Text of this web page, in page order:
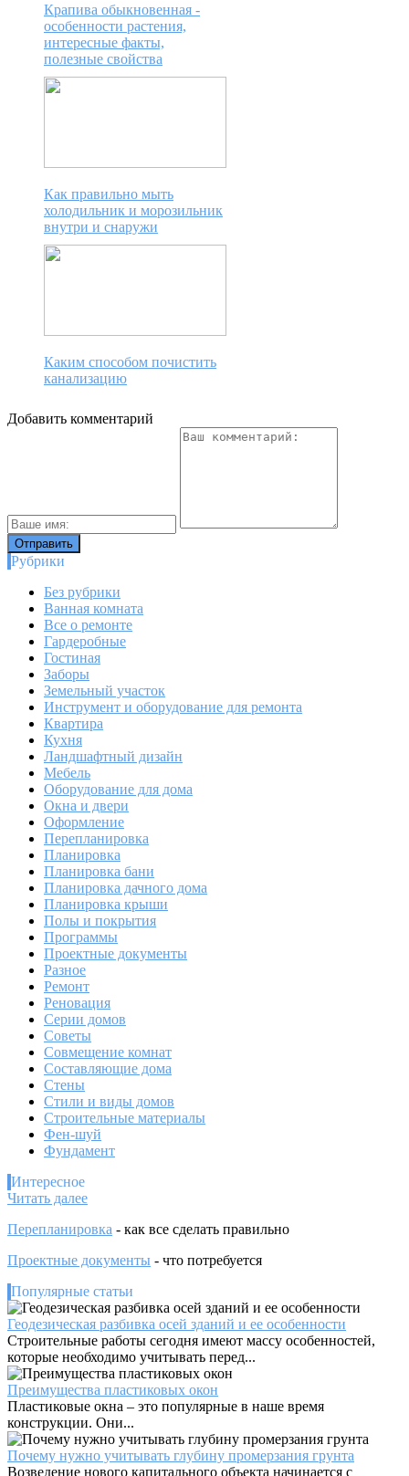
Крапива обыкновенная -
особенности растения,
интересные факты,
полезные свойства
Как правильно мыть
холодильник и морозильник
внутри и снаружи
Каким способом почистить
канализацию
Добавить комментарий
Рубрики
Без рубрики
Ванная комната
Все о ремонте
Гардеробные
Гостиная
Заборы
Земельный участок
Инструмент и оборудование для ремонта
Квартира
Кухня
Ландшафтный дизайн
Мебель
Оборудование для дома
Окна и двери
Оформление
Перепланировка
Планировка
Планировка бани
Планировка дачного дома
Планировка крыши
Полы и покрытия
Программы
Проектные документы
Разное
Ремонт
Реновация
Серии домов
Советы
Совмещение комнат
Составляющие дома
Стены
Стили и виды домов
Строительные материалы
Фен-шуй
Фундамент
Интересное
Читать далее:
для
–
факты
о
бытовом
приборе
вы
не
знали?
Перепланировка - как все сделать правильно
Проектные документы - что потребуется
Популярные статьи
Геодезическая разбивка осей зданий и ее особенности
Строительные работы сегодня имеют массу особенностей,
которые необходимо учитывать перед...
Преимущества пластиковых окон
Пластиковые окна – это популярные в наше время
конструкции. Они...
Почему нужно учитывать глубину промерзания грунта
Возведение нового капитального объекта начинается с